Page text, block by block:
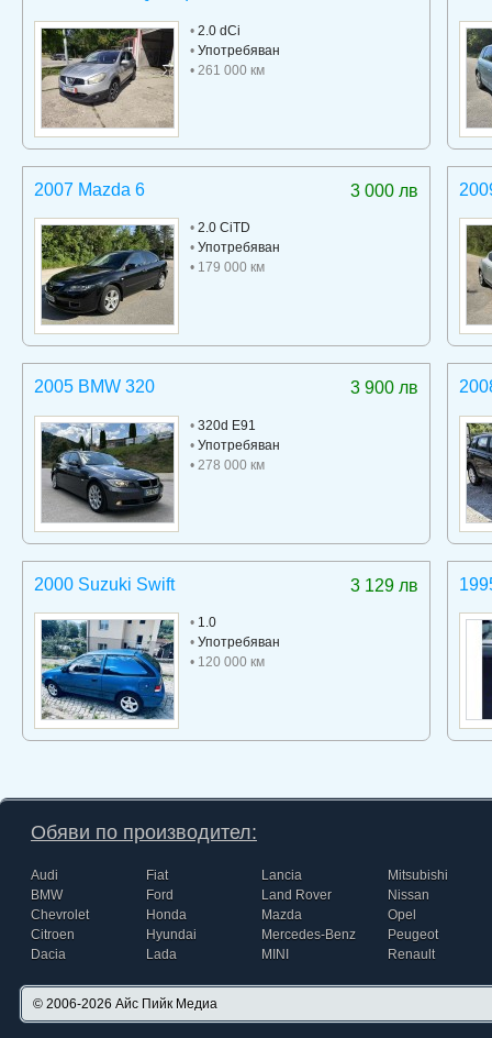
• 2.0 dCi
• Употребяван
• 261 000 км
3 000 лв
2007 Mazda 6
• 2.0 CiTD
• Употребяван
• 179 000 км
3 900 лв
2005 BMW 320
• 320d E91
• Употребяван
• 278 000 км
3 129 лв
2000 Suzuki Swift
• 1.0
• Употребяван
• 120 000 км
Обяви по производител:
Audi
BMW
Chevrolet
Citroen
Dacia
Fiat
Ford
Honda
Hyundai
Lada
Lancia
Land Rover
Mazda
Mercedes-Benz
MINI
Mitsubishi
Nissan
Opel
Peugeot
Renault
© 2006-2026 Айс Пийк Медиа